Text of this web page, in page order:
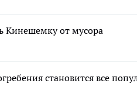
Кинешемку от мусора
становится все